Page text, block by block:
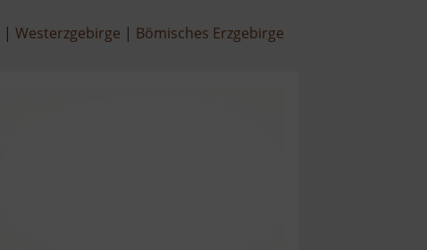
Westerzgebirge Bömisches Erzgebirge